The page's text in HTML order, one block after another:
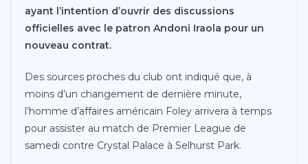
ayant l’intention d’ouvrir des discussions
officielles avec le patron Andoni Iraola pour un
nouveau contrat.
Des sources proches du club ont indiqué que, à
moins d’un changement de dernière minute,
l’homme d’affaires américain Foley arrivera à temps
pour assister au match de Premier League de
samedi contre Crystal Palace à Selhurst Park.